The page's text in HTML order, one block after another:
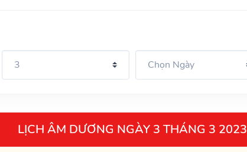
LỊCH ÂM DƯƠNG NGÀY 3 THÁNG 3 2023